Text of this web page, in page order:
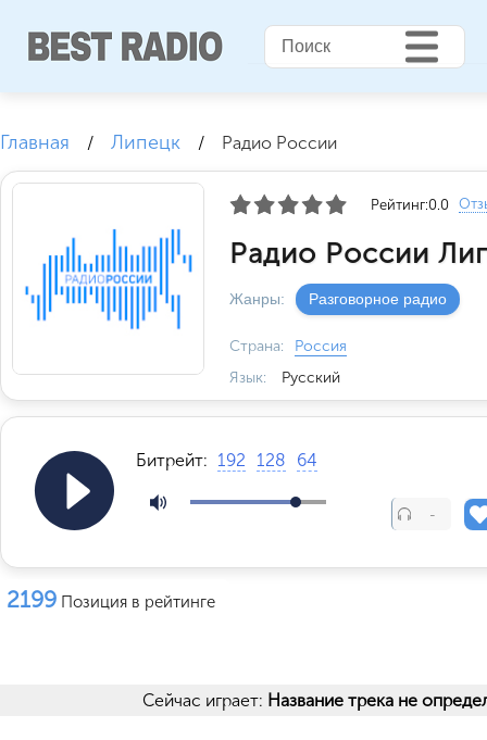
Главная / Липецк / Радио России
Рейтинг:0.0
Радио России
Жанры: Разговорное радио
Страна:
Россия
Язык:
Русский
Битрейт: 192 128 64
-
2199 Позиция в рейтинге
Сейчас играет: Название трека не